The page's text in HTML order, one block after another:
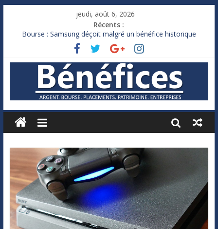
jeudi, août 6, 2026
Récents :
Bourse : Samsung déçoit malgré un bénéfice historique
Royaume-Uni : Andy Burnham recule sur l’impôt
Xavier Niel, le milliardaire qui ne touche presque rien
Ruée des fortunes russes vers l’étranger
France : le logement mis à l’épreuve par la chaleur